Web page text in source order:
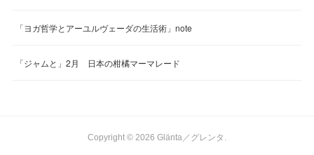
「ヨガ哲学とアーユルヴェーダの生活術」note
「ジャムと」2月 日本の柑橘マーマレード
Copyright © 2026 Glänta／グレンタ .